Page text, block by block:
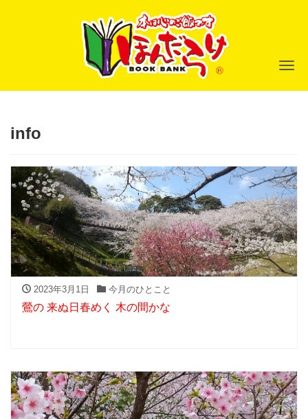
ナ
info
2023年3月1日 今月のひとこと
鶯の 来ぬ日春めく 木の間かな